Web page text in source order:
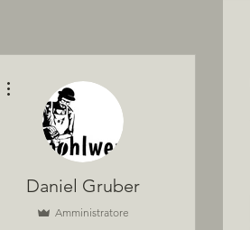
Daniel Gruber
Amministratore